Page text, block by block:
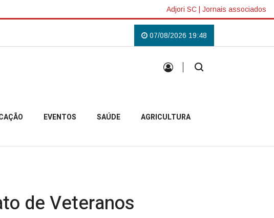
Adjori SC | Jornais associados
Agosto Lilás em Campo Belo do Sul Uma tradição que voltou a reunir a
07/08/2026 19:48
EVENTOS SAÚDE AGRICULTURA
de Veteranos